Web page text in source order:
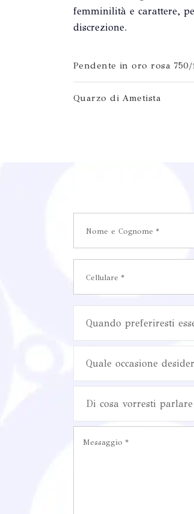
femminilità e carattere,
discrezione.
Pendente in oro rosa 750/
Quarzo di Ametista
Quando preferiresti
Quale occasione
Di cosa vorresti